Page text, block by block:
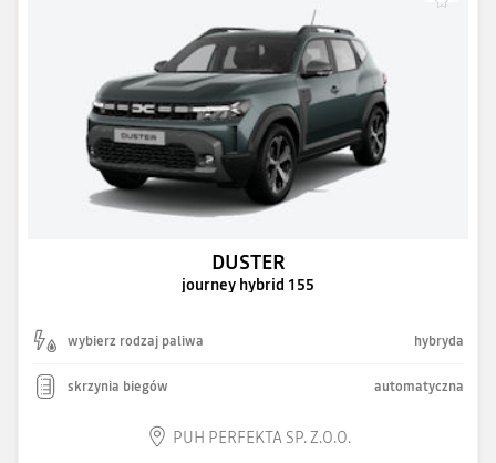
DUSTER
journey hybrid 155
wybierz rodzaj paliwa hybryda
skrzynia biegów automatyczna
PUH PERFEKTA SP. Z.O.O.